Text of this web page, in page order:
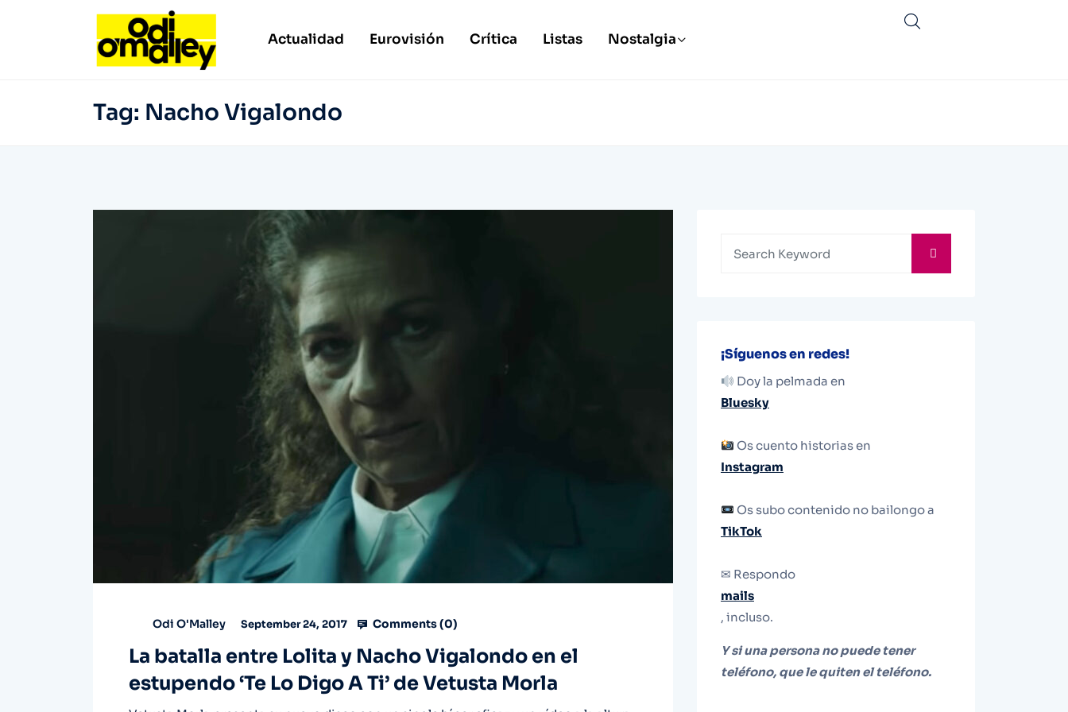
Actualidad Eurovisión Crítica Listas Nostalgia
Tag: Nacho Vigalondo
Odi O'Malley September 24, 2017 Comments (0)
La batalla entre Lolita y Nacho Vigalondo en el
estupendo ‘Te Lo Digo A Ti’ de Vetusta Morla
¡Síguenos en redes!
Doy la pelmada en
Bluesky
Os cuento historias en
Instagram
Os subo contenido no bailongo a
TikTok
✉ Respondo
mails
, incluso.
Y si una persona no puede tener
teléfono, que le quiten el teléfono.